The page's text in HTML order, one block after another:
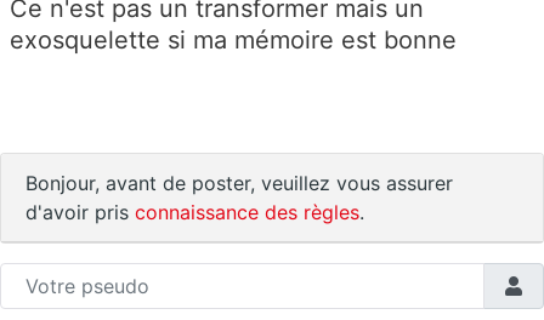
Ce n'est pas un transformer mais un
exosquelette si ma mémoire est bonne
Bonjour, avant de poster, veuillez vous assurer
d'avoir pris connaissance des règles.